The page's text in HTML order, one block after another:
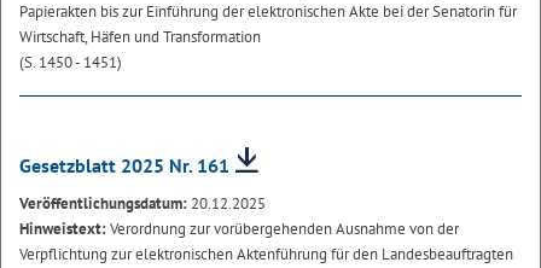
Papierakten bis zur Einführung der elektronischen Akte bei der Senatorin für
Wirtschaft, Häfen und Transformation
(S. 1450 - 1451)
Gesetzblatt 2025 Nr. 161
Veröffentlichungsdatum: 20.12.2025
Hinweistext:Verordnung zur vorübergehenden Ausnahme von der
Verpflichtung zur elektronischen Aktenführung für den Landesbeauftragten